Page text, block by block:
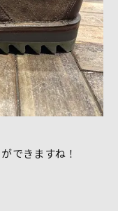
できますね！